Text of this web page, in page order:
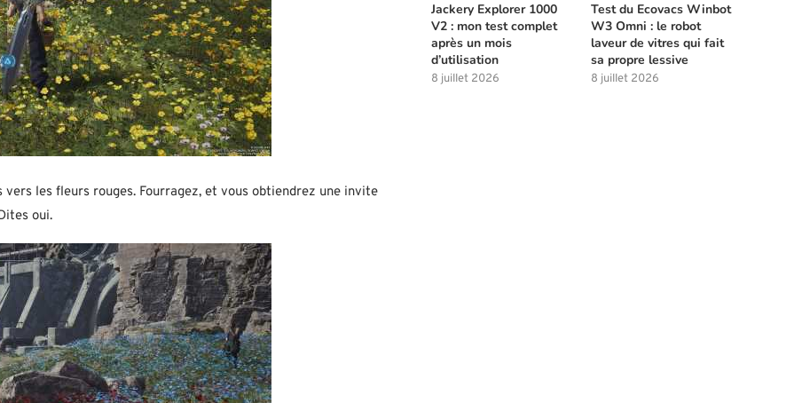
les fleurs rouges. Fourragez, et vous obtiendrez une invite
oui.
Jackery Explorer 1000
V2 : mon test complet
après un mois
d’utilisation
8 juillet 2026
Test du Ecovacs Winbot
W3 Omni : le robot
laveur de vitres qui fait
sa propre lessive
8 juillet 2026